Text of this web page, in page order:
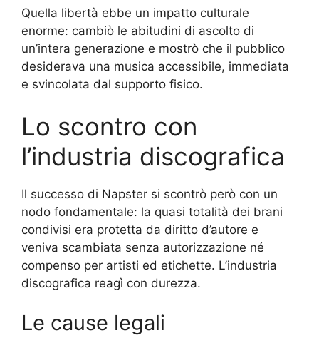
Quella libertà ebbe un impatto culturale
enorme: cambiò le abitudini di ascolto di
un’intera generazione e mostrò che il pubblico
desiderava una musica accessibile, immediata
e svincolata dal supporto fisico.
Lo scontro con
l’industria discografica
Il successo di Napster si scontrò però con un
nodo fondamentale: la quasi totalità dei brani
condivisi era protetta da diritto d’autore e
veniva scambiata senza autorizzazione né
compenso per artisti ed etichette. L’industria
discografica reagì con durezza.
Le cause legali